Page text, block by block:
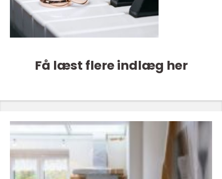
Få læst flere indlæg her